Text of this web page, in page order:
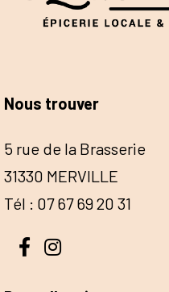
Nous trouver
5 rue de la Brasserie
31330 MERVILLE
Tél : 07 67 69 20 31